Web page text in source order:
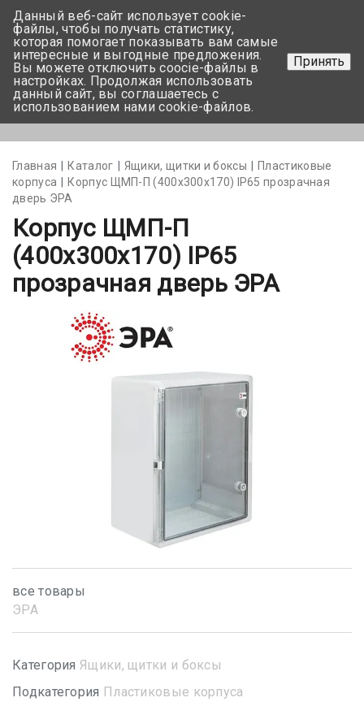
+375 17-350-99-56
+375 44-752-82-08
Задать вопрос
Главная Каталог Ящики, щитки и боксы
Пластиковые
корпуса
Корпус ЩМП-П (400х300х170) IP65 прозрачная
дверь ЭРА
Корпус ЩМП-П
(400х300х170) IP65
прозрачная дверь ЭРА
все товары
ЭРА
Категория Ящики, щитки и боксы
Подкатегория Пластиковые корпуса
Данный веб-сайт использует cookie-
файлы, чтобы получать статистику,
которая помогает показывать вам самые
интересные и выгодные предложения.
Вы можете отключить coocie-файлы в
настройках. Продолжая использовать
данный сайт, вы соглашаетесь с
использованием нами cookie-файлов.
Принять